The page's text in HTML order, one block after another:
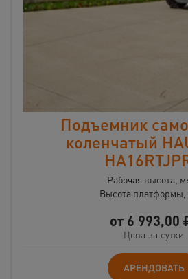
Подъемник
коленчатый
Рабочая высота, м:
Высота платформы,
от 6 993,00
Цена за сутки
АРЕНДОВАТЬ